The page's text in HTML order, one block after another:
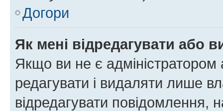
Догори
Як мені відредагувати або
Якщо ви не є
редагувати і видаляти лише
відредагувати повідомлення,